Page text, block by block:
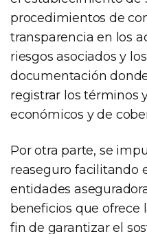
procedimientos de
transparencia en los
riesgos asociados y
documentación
registrar los términos
económicos y de
Por otra parte, se
reaseguro facilitando
entidades
beneficios que ofrece
fin de garantizar el